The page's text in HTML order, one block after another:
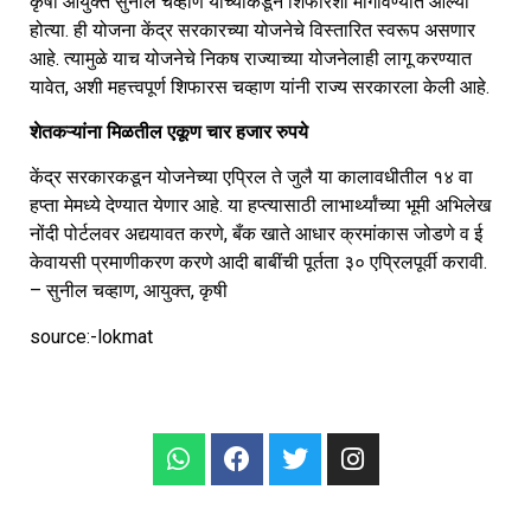
होत्या. ही योजना केंद्र सरकारच्या योजनेचे विस्तारित स्वरूप असणार
आहे. त्यामुळे याच योजनेचे निकष राज्याच्या योजनेलाही लागू करण्यात
यावेत, अशी महत्त्वपूर्ण शिफारस चव्हाण यांनी राज्य सरकारला केली आहे.
शेतकऱ्यांना मिळतील एकूण चार हजार रुपये
केंद्र सरकारकडून योजनेच्या एप्रिल ते जुलै या कालावधीतील १४ वा
हप्ता मेमध्ये देण्यात येणार आहे. या हप्त्यासाठी लाभार्थ्यांच्या भूमी अभिलेख
नोंदी पोर्टलवर अद्ययावत करणे, बँक खाते आधार क्रमांकास जोडणे व ई
केवायसी प्रमाणीकरण करणे आदी बाबींची पूर्तता ३० एप्रिलपूर्वी करावी.
– सुनील चव्हाण, आयुक्त, कृषी
source:-lokmat